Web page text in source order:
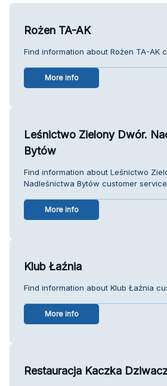
Rożen TA-AK
Find information about Rożen TA-AK
More info
Leśnictwo Zielony Dwór.
Bytów
Find information about Leśnictwo
Nadleśnictwa Bytów customer
More info
Klub Łaźnia
Find information about Klub Łaźnia
More info
Restauracja Kaczka